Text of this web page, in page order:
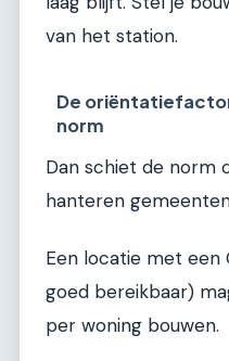
van het station.
De
norm
Dan schiet de norm
hanteren
Een locatie met een
goed bereikbaar)
per woning bouwen.